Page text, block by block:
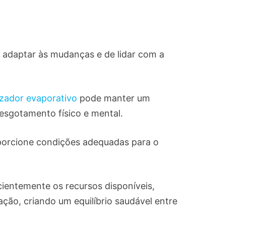
às mudanças e de lidar com a
evaporativo pode manter um
físico e mental.
condições adequadas para o
os recursos disponíveis,
criando um equilíbrio saudável entre